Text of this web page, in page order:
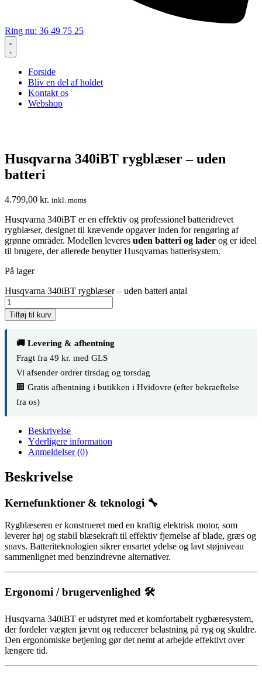
Ring nu: 36 49 75 25
Forside
Bliv en del af holdet
Kontakt os
Webshop
Husqvarna 340iBT rygblæser – uden
batteri
4.799,00 kr. inkl. moms
Husqvarna 340iBT er en effektiv og professionel batteridrevet
rygblæser, designet til krævende opgaver inden for rengøring af
grønne områder. Modellen leveres uden batteri og lader og er ideel
til brugere, der allerede benytter Husqvarnas batterisystem.
På lager
Husqvarna 340iBT rygblæser – uden batteri antal
Tilføj til kurv
🚚 Levering & afhentning
Fragt fra 49 kr. med GLS
Vi afsender ordrer tirsdag og torsdag
🏢 Gratis afhentning i butikken i Hvidovre (efter bekraeftelse
fra os)
Beskrivelse
Yderligere information
Anmeldelser (0)
Beskrivelse
Kernefunktioner & teknologi 🔧
Rygblæseren er konstrueret med en kraftig elektrisk motor, som
leverer høj og stabil blæsekraft til effektiv fjernelse af blade, græs og
snavs. Batteriteknologien sikrer ensartet ydelse og lavt støjniveau
sammenlignet med benzindrevne alternativer.
Ergonomi / brugervenlighed 🛠️
Husqvarna 340iBT er udstyret med et komfortabelt rygbæresystem,
der fordeler vægten jævnt og reducerer belastning på ryg og skuldre.
Den ergonomiske betjening gør det nemt at arbejde effektivt over
længere tid.